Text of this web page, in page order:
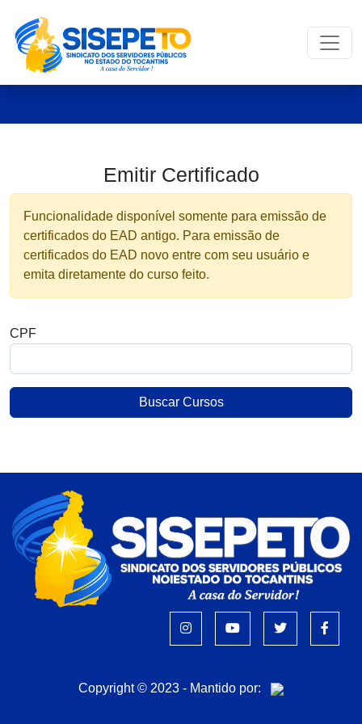
Emitir Certificado
Funcionalidade disponível somente para emissão de
certificados do EAD antigo. Para emissão de
certificados do EAD novo entre com seu usuário e
emita diretamente do curso feito.
CPF
Buscar Cursos
Copyright © 2023 - Mantido por: